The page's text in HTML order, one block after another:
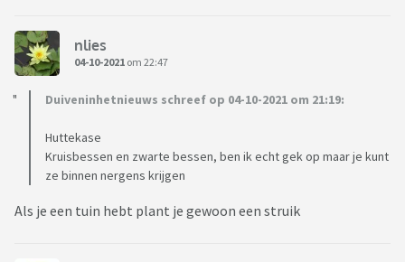
nlies
04-10-2021 om 22:47
Duiveninhetnieuws schreef op 04-10-2021 om 21:19:
Huttekase
Kruisbessen en zwarte bessen, ben ik echt gek op maar je kunt
ze binnen nergens krijgen
Als je een tuin hebt plant je gewoon een struik